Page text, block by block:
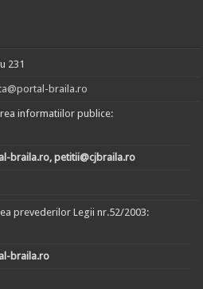
231
braila.ro
informatiilor publice:
braila.ro, petitii@cjbraila.ro
prevederilor Legii nr.52/2003:
braila.ro